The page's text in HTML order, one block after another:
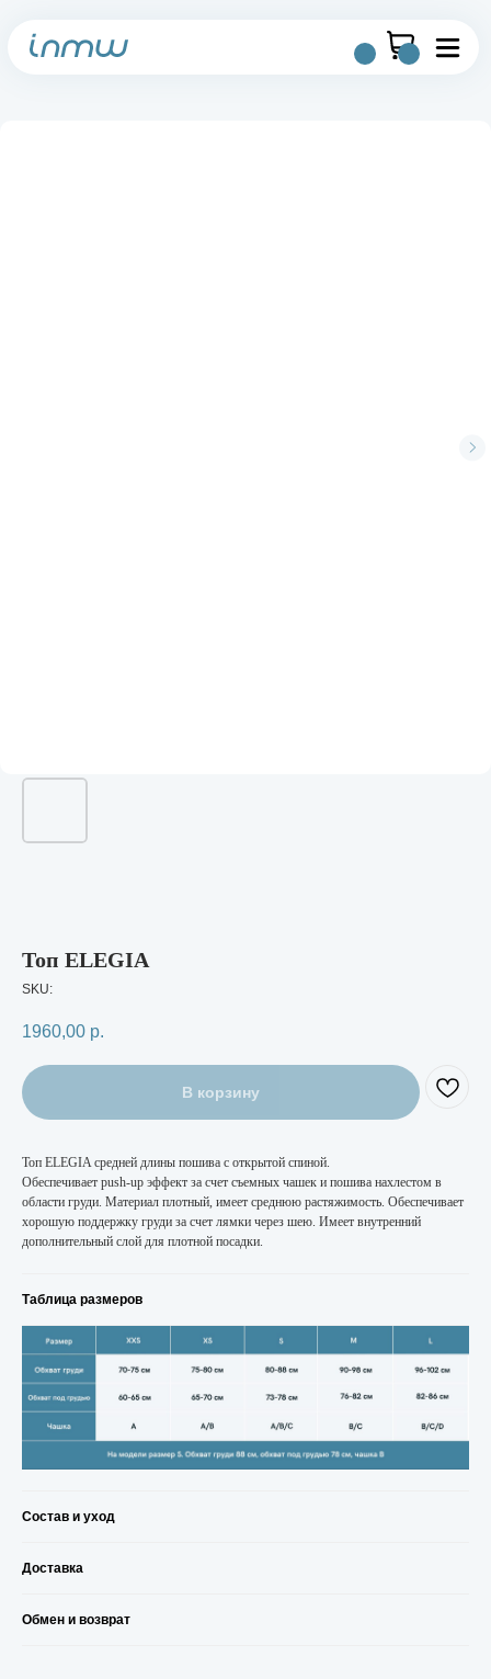
Топ ELEGIA
SKU:
1960,00 р.
В корзину
Топ ELEGIA средней длины пошива с открытой спиной.
Обеспечивает push-up эффект за счет съемных чашек и пошива нахлестом в
области груди. Материал плотный, имеет среднюю растяжимость. Обеспечивает
хорошую поддержку груди за счет лямки через шею. Имеет внутренний
дополнительный слой для плотной посадки.
Таблица размеров
Состав и уход
Доставка
Обмен и возврат